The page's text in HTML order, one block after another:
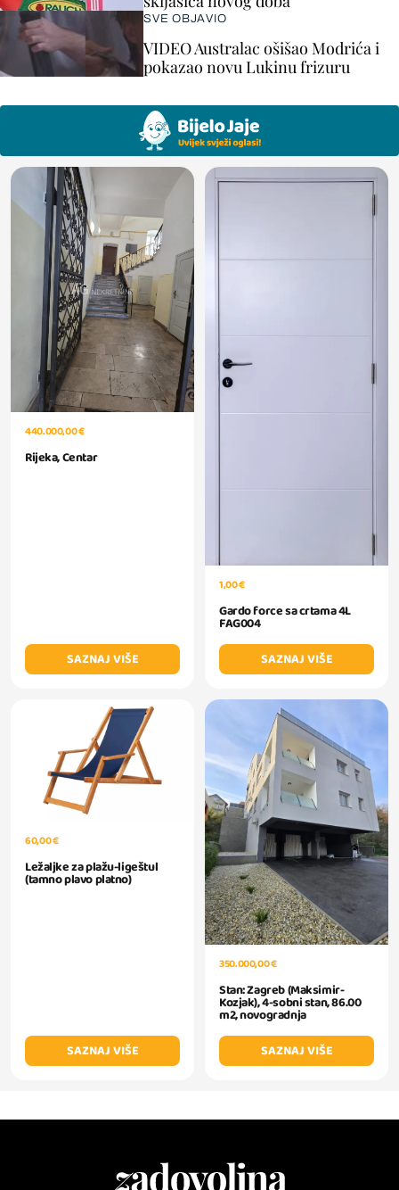
SVE OBJAVIO
VIDEO Australac ošišao Modrića i
pokazao novu Lukinu frizuru
440.000,00 €
Rijeka, Centar
SAZNAJ VIŠE
1,00 €
Gardo force sa crtama 4L
FAG004
SAZNAJ VIŠE
60,00 €
Ležaljke za plažu-ligeštul
(tamno plavo platno)
SAZNAJ VIŠE
350.000,00 €
Stan: Zagreb (Maksimir-
Kozjak), 4-sobni stan, 86.00
m2, novogradnja
SAZNAJ VIŠE